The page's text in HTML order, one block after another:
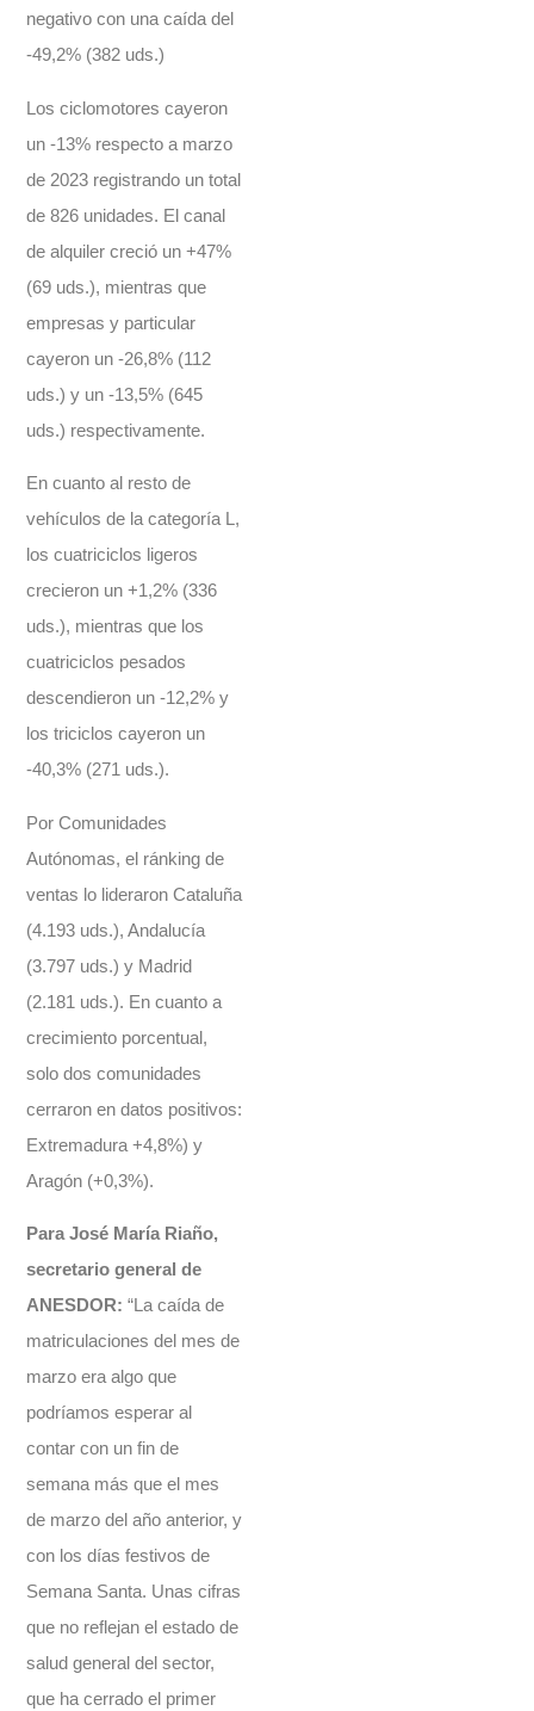
negativo con una caída del
-49,2% (382 uds.)
Los ciclomotores cayeron
un -13% respecto a marzo
de 2023 registrando un total
de 826 unidades. El canal
de alquiler creció un +47%
(69 uds.), mientras que
empresas y particular
cayeron un -26,8% (112
uds.) y un -13,5% (645
uds.) respectivamente.
En cuanto al resto de
vehículos de la categoría L,
los cuatriciclos ligeros
crecieron un +1,2% (336
uds.), mientras que los
cuatriciclos pesados
descendieron un -12,2% y
los triciclos cayeron un
-40,3% (271 uds.).
Por Comunidades
Autónomas, el ránking de
ventas lo lideraron Cataluña
(4.193 uds.), Andalucía
(3.797 uds.) y Madrid
(2.181 uds.). En cuanto a
crecimiento porcentual,
solo dos comunidades
cerraron en datos positivos:
Extremadura +4,8%) y
Aragón (+0,3%).
Para José María Riaño,
secretario general de
ANESDOR: “La caída de
matriculaciones del mes de
marzo era algo que
podríamos esperar al
contar con un fin de
semana más que el mes
de marzo del año anterior, y
con los días festivos de
Semana Santa. Unas cifras
que no reflejan el estado de
salud general del sector,
que ha cerrado el primer